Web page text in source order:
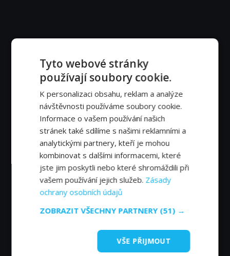
Tyto webové stránky
používají soubory cookie.
K personalizaci obsahu, reklam a analýze
návštěvnosti používáme soubory cookie.
Informace o vašem používání našich
stránek také sdílíme s našimi reklamními a
analytickými partnery, kteří je mohou
kombinovat s dalšími informacemi, které
jste jim poskytli nebo které shromáždili při
vašem používání jejich služeb. Zásady
ochrany osobních údajů
ZOBRAZIT VŠECHNY PARTNERY (51) →
VŠE PŘIJMOUT